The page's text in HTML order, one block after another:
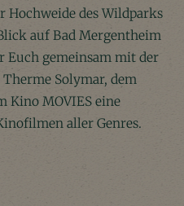
Hochweide des Wildparks
auf Bad Mergentheim
Euch gemeinsam mit der
Solymar, dem
Kino MOVIES eine
aller Genres.